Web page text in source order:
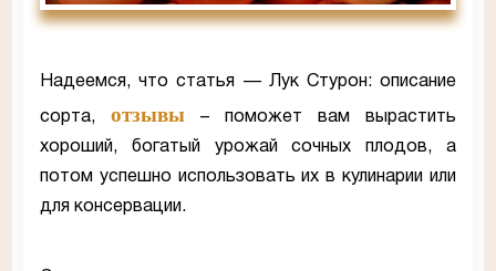
Надеемся, что статья — Лук Стурон: описание
сорта, отзывы – поможет вам вырастить
хороший, богатый урожай сочных плодов, а
потом успешно использовать их в кулинарии или
для консервации.